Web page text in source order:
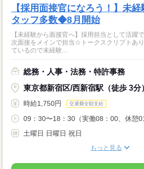
【採用面接官になろう！】未
タッフ多数◆8月開始
【未経験から面接官へ】採用担当として活躍
次面接をメインで担当☆トークスクリプトあ
ているので未経験...
総務・人事・法務・特許事務
東京都新宿区/西新宿駅（徒歩 3分
時給1,750円 交通費全額支給
09：30〜18：30（実働08：00、休憩
土曜日 日曜日 祝日
もっと見る